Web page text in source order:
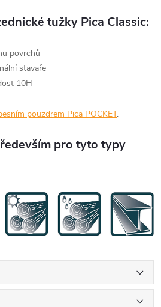
tužky Pica Classic:
povrchů
stavaře
10H
pouzdrem Pica POCKET.
pro tyto typy